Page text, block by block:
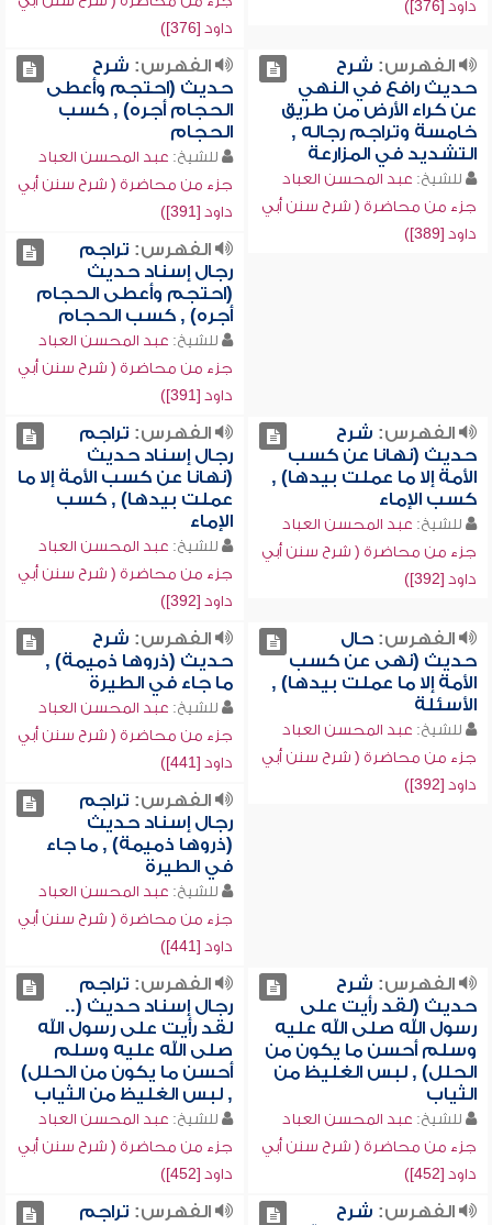
داود [376])
داود [376])
الفهرس: شرح
حديث رافع في النهي
عن كراء الأرض من طريق
خامسة وتراجم رجاله ,
التشديد في المزارعة
للشيخ: عبد المحسن العباد
جزء من محاضرة ( شرح سنن أبي
داود [389])
الفهرس: شرح
حديث (احتجم وأعطى
الحجام أجره) , كسب
الحجام
للشيخ: عبد المحسن العباد
جزء من محاضرة ( شرح سنن أبي
داود [391])
الفهرس: تراجم
رجال إسناد حديث
(احتجم وأعطى الحجام
أجره) , كسب الحجام
للشيخ: عبد المحسن العباد
جزء من محاضرة ( شرح سنن أبي
داود [391])
الفهرس: شرح
حديث (نهانا عن كسب
الأمة إلا ما عملت بيدها) ,
كسب الإماء
للشيخ: عبد المحسن العباد
جزء من محاضرة ( شرح سنن أبي
داود [392])
الفهرس: تراجم
رجال إسناد حديث
(نهانا عن كسب الأمة إلا ما
عملت بيدها) , كسب
الإماء
للشيخ: عبد المحسن العباد
جزء من محاضرة ( شرح سنن أبي
داود [392])
الفهرس:حال
حديث (نهى عن كسب
الأمة إلا ما عملت بيدها) ,
الأسئلة
للشيخ: عبد المحسن العباد
جزء من محاضرة ( شرح سنن أبي
داود [392])
الفهرس: شرح
حديث (ذروها ذميمة) ,
ما جاء في الطيرة
للشيخ: عبد المحسن العباد
جزء من محاضرة ( شرح سنن أبي
داود [441])
الفهرس: تراجم
رجال إسناد حديث
(ذروها ذميمة) , ما جاء
في الطيرة
للشيخ: عبد المحسن العباد
جزء من محاضرة ( شرح سنن أبي
داود [441])
الفهرس: شرح
حديث (لقد رأيت على
رسول الله صلى الله عليه
وسلم أحسن ما يكون من
الحلل) , لبس الغليظ من
الثياب
للشيخ: عبد المحسن العباد
جزء من محاضرة ( شرح سنن أبي
داود [452])
الفهرس: تراجم
رجال إسناد حديث (..
لقد رأيت على رسول الله
صلى الله عليه وسلم
أحسن ما يكون من الحلل)
, لبس الغليظ من الثياب
للشيخ: عبد المحسن العباد
جزء من محاضرة ( شرح سنن أبي
داود [452])
الفهرس: شرح
الفهرس: تراجم